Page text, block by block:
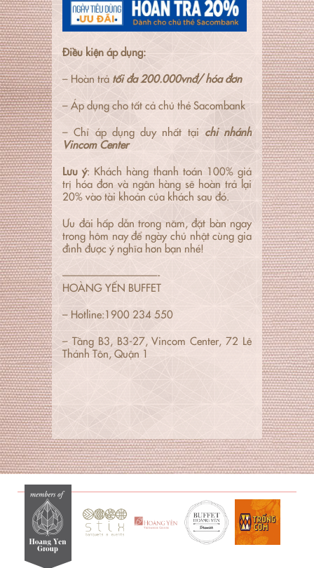
Điều kiện áp dụng:
– Hoàn trả tối đa 200.000vnđ/ hóa đơn
– Áp dụng cho tất cả chủ thẻ Sacombank
– Chỉ áp dụng duy nhất tại chi nhánh
Vincom Center
Lưu ý: Khách hàng thanh toán 100% giá
trị hóa đơn và ngân hàng sẽ hoàn trả lại
20% vào tài khoản của khách sau đó.
Ưu đãi hấp dẫn trong năm, đặt bàn ngay
trong hôm nay để ngày chủ nhật cùng gia
đình được ý nghĩa hơn bạn nhé!
—————————-
HOÀNG YẾN BUFFET
– Hotline:1900 234 550
– Tầng B3, B3-27, Vincom Center, 72 Lê
Thánh Tôn, Quận 1